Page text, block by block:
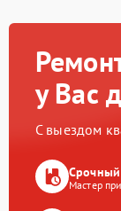
у Вас
С выездом
Мастер